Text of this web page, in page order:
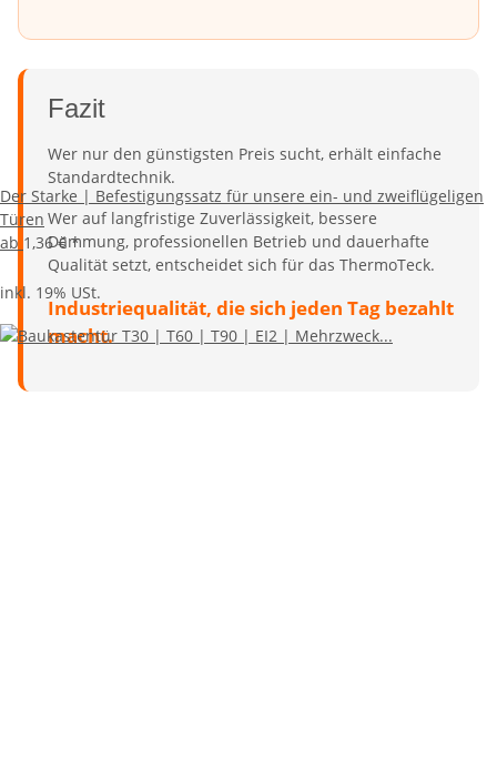
Fazit
Wer nur den günstigsten Preis sucht, erhält einfache
Standardtechnik.
Wer auf langfristige Zuverlässigkeit, bessere
Dämmung, professionellen Betrieb und dauerhafte
Qualität setzt, entscheidet sich für das ThermoTeck.
Industriequalität, die sich jeden Tag bezahlt
macht.
Der Starke | Befestigungssatz für unsere ein- und zweiflügeligen
Türen
ab 1,36 €*
inkl. 19% USt.